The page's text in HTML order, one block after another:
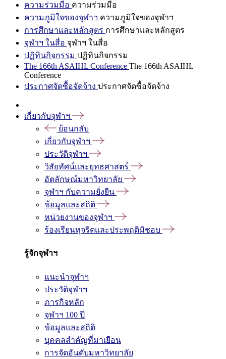
ความร่วมมือ ความร่วมมือ
ความภูมิใจของจุฬาฯ ความภูมิใจของจุฬาฯ
การศึกษาและหลักสูตร การศึกษาและหลักสูตร
จุฬาฯ ในสื่อ จุฬาฯ ในสื่อ
ปฏิทินกิจกรรม ปฏิทินกิจกรรม
The 166th ASAIHL Conference The 166th ASAIHL
Conference
ประกาศจัดซื้อจัดจ้าง ประกาศจัดซื้อจัดจ้าง
เกี่ยวกับจุฬาฯ
ย้อนกลับ
เกี่ยวกับจุฬาฯ
ประวัติจุฬาฯ
วิสัยทัศน์และยุทธศาสตร์
อัตลักษณ์มหาวิทยาลัย
จุฬาฯ กับความยั่งยืน
ข้อมูลและสถิติ
หน่วยงานของจุฬาฯ
ร้องเรียนทุจริตและประพฤติมิชอบ
รู้จักจุฬาฯ
แนะนำจุฬาฯ
ประวัติจุฬาฯ
ภารกิจหลัก
จุฬาฯ 100 ปี
ข้อมูลและสถิติ
บุคคลสำคัญที่มาเยือน
การจัดอันดับมหาวิทยาลัย